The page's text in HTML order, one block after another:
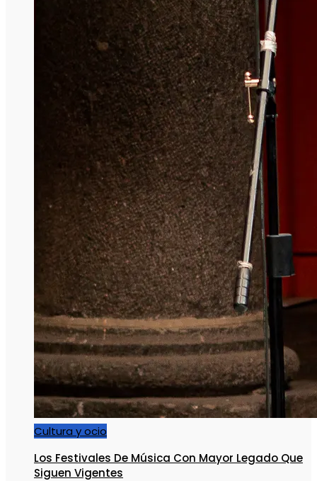
Cultura y ocio
Los Festivales De Música Con Mayor Legado Que
Siguen Vigentes